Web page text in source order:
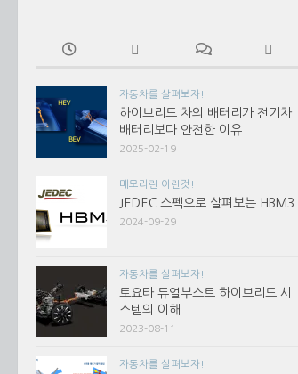
자동차를 살펴보자!
하이브리드 차의 배터리가 전기차
배터리보다 안전한 이유
2025-02-19
메모리란 이런것!
JEDEC 스펙으로 살펴보는 HBM3
2024-09-29
자동차를 살펴보자!
토요타 듀얼부스트 하이브리드 시
스템의 이해
2023-08-11
자동차를 살펴보자!